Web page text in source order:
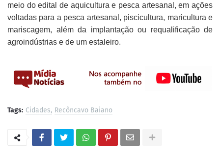
meio do edital de aquicultura e pesca artesanal, em ações
voltadas para a pesca artesanal, piscicultura, maricultura e
mariscagem, além da implantação ou requalificação de
agroindústrias e de um estaleiro.
Tags: Cidades Recôncavo Baiano